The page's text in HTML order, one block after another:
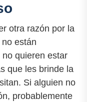
otra razón por la
están
quieren estar
que les brinde la
Si alguien no
probablemente